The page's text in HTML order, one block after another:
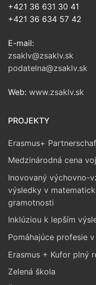
+421 36 631 30 41
+421 36 634 57 42
E-mail:
zsaklv@zsaklv.sk
podatelna@zsaklv.sk
Web: www.zsaklv.sk
PROJEKTY
Erasmus+
Medzinárodná cena
Inovovaný výchovno-
výsledky v
gramotnosti
Inklúziou k lepším
Pomáhajúce profesie
Erasmus + Kufor plný
Zelená škola